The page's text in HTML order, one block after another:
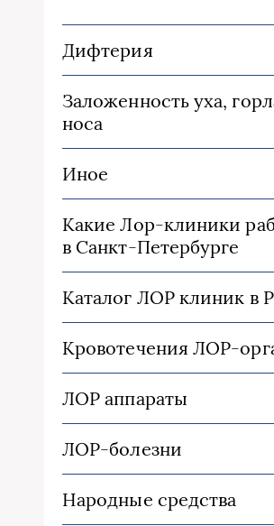
Дифтерия
Заложенность уха,
носа
Иное
Какие Лор-клиники
в Санкт-Петербурге
Каталог ЛОР клиник в
Кровотечения ЛОР-
ЛОР аппараты
ЛОР-болезни
Народные средства